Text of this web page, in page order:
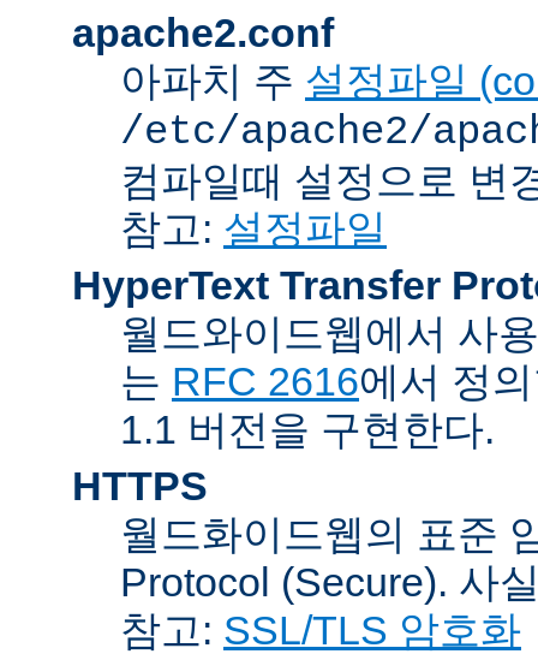
apache2.conf
아파치 주 설정파일
/etc/apache2/
컴파일때 설정으로 변
참고: 설정파일
HyperText Transfer
월드와이드웹에서 사
는 RFC 2616에서 정
1.1 버전을 구현한다.
HTTPS
월드화이드웹의 표준
Protocol (Secure). 사
참고: SSL/TLS 암호화